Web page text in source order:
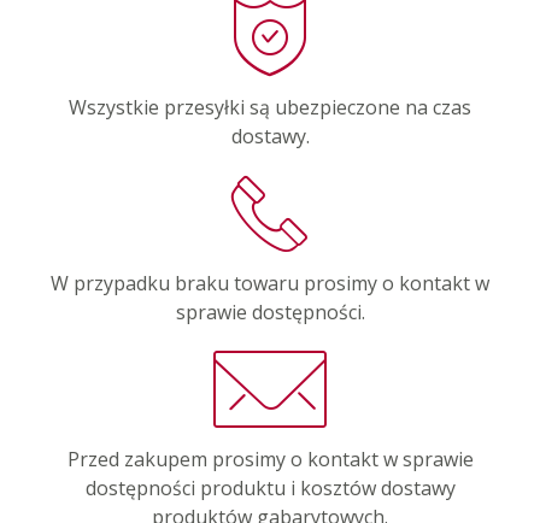
Wszystkie przesyłki są ubezpieczone na czas
dostawy.
W przypadku braku towaru prosimy o kontakt w
sprawie dostępności.
Przed zakupem prosimy o kontakt w sprawie
dostępności produktu i kosztów dostawy
produktów gabarytowych.